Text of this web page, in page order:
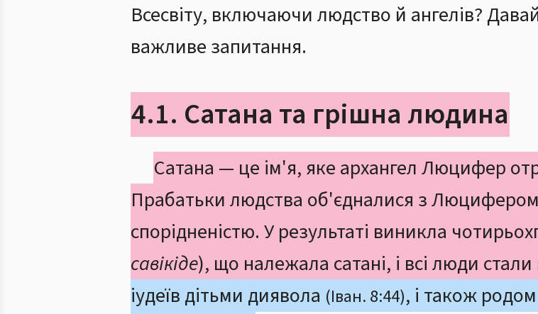
Всесвіту, включаючи людство й ангелів?
важливе запитання.
4.1. Сатана та грішна людина
Сатана — це ім'я, яке архангел Люцифер
Прабатьки людства об'єдналися з
спорідненістю. У результаті виникла
савікіде), що належала сатані, і всі люди
іудеїв дітьми диявола (Іван. 8:44), і також